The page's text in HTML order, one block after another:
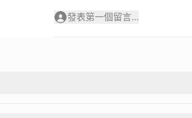
發表第一個留言...